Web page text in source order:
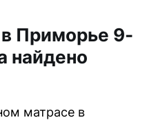
Приморье 9-
найдено
матрасе в